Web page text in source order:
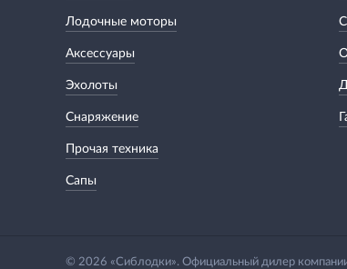
Лодочные моторы
Аксессуары
Эхолоты
Снаряжение
Прочая техника
Сапы
© 2026 «Сиблодки». Официальный дилер